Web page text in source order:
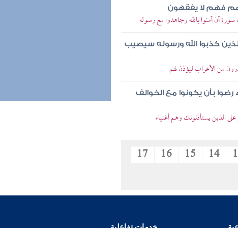
فهم لا يفقهون
سورة أن آمنوا بالله وجاهدوا مع رسوله
كذبوا الله ورسوله سيصيب
من الأعراب ليؤذن لهم
بأن يكونوا مع الخوالف
الذين يستأذنونك وهم أغنياء
14
15
16
17